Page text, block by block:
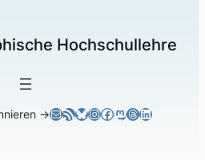
Hochschullehre
→E-MailRSS-FeedBluesky
Instagram
Facebook
Mastodon
Threads
LinkedIn